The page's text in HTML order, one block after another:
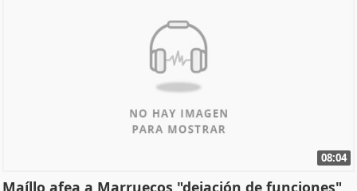
08:04
Maíllo afea a Marruecos "dejación de funciones"